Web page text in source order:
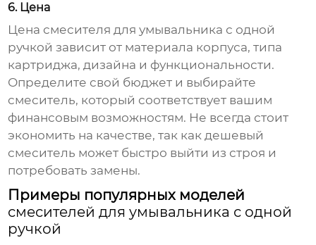
6. Цена
Цена смесителя для умывальника с одной
ручкой зависит от материала корпуса, типа
картриджа, дизайна и функциональности.
Определите свой бюджет и выбирайте
смеситель, который соответствует вашим
финансовым возможностям. Не всегда стоит
экономить на качестве, так как дешевый
смеситель может быстро выйти из строя и
потребовать замены.
Примеры популярных моделей
смесителей для умывальника с одной
ручкой